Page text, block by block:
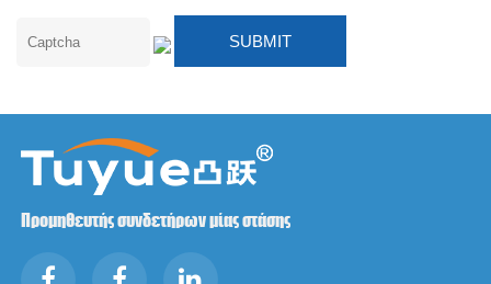
Προμηθευτής συνδετήρων μίας στάσης